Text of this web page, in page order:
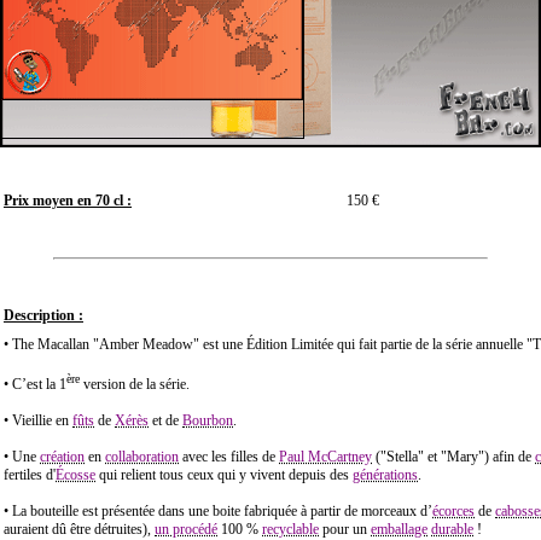
Prix moyen en 70 cl : 150 €
Description :
• The Macallan "Amber Meadow" est une Édition Limitée qui fait partie de la série annuelle
• C’est la 1ère version de la série.
• Vieillie en fûts de Xérès et de Bourbon.
• Une création en collaboration avec les filles de Paul McCartney ("Stella" et "Mary") afin de
fertiles d'Écosse qui relient tous ceux qui y vivent depuis des générations.
• La bouteille est présentée dans une boite fabriquée à partir de morceaux d’écorces de
auraient dû être détruites), un procédé 100 % recyclable pour un emballage durable !